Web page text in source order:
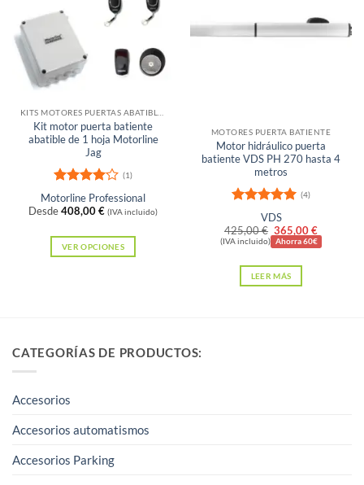
Las
opciones
pueden
en
la
página
de
KITS MOTORES PUERTAS ABATIBLES
Kit motor puerta batiente
abatible de 1 hoja Motorline
Jag
Valorado
con4de
(1)
Motorline Professional
Desde408,00€ (IVA incluido)
VER OPCIONES
pueden
en
MOTORES PUERTA BATIENTE
Motor hidráulico puerta
batiente VDS PH 270 hasta 4
metros
Valorado
con5de 5
(4)
VDS
425,00€ El
precio
era:
425,00 €.
365,00€El
precio
(IVA incluido) Ahorra 60€
LEER MÁS
CATEGORÍAS DE PRODUCTOS:
Accesorios
Accesorios automatismos
Accesorios Parking